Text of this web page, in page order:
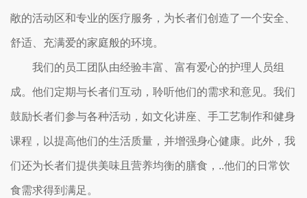
敞的活动区和专业的医疗服务，为长者们创造了一个安全、
舒适、充满爱的家庭般的环境。
我们的员工团队由经验丰富、富有爱心的护理人员组
成。他们定期与长者们互动，聆听他们的需求和意见。我们
鼓励长者们参与各种活动，如文化讲座、手工艺制作和健身
课程，以提高他们的生活质量，并增强身心健康。此外，我
们还为长者们提供美味且营养均衡的膳食，..他们的日常饮
食需求得到满足。